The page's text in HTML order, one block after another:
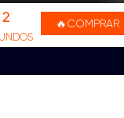
2 🔥COMPRAR